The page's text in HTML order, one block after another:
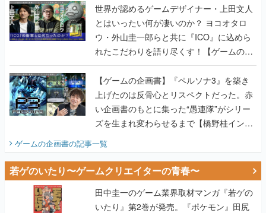
世界が認めるゲームデザイナー・上田文人
とはいったい何が凄いのか？ ヨコオタロ
ウ・外山圭一郎らと共に『ICO』に込めら
れたこだわりを語り尽くす！【ゲームの企
画書】
【ゲームの企画書】『ペルソナ3』を築き
上げたのは反骨心とリスペクトだった。赤
い企画書のもとに集った“愚連隊”がシリー
ズを生まれ変わらせるまで【橋野桂インタ
ゲームの企画書の記事一覧
若ゲのいたり〜ゲームクリエイターの青春〜
田中圭一のゲーム業界取材マンガ『若ゲの
いたり』第2巻が発売。『ポケモン』田尻